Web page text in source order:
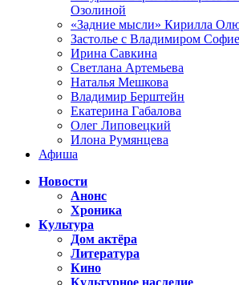
Озолиной
«Задние мысли» Кирилла
Застолье с Владимиром
Ирина Савкина
Светлана Артемьева
Наталья Мешкова
Владимир Берштейн
Екатерина Габалова
Олег Липовецкий
Илона Румянцева
Афиша
Новости
Анонс
Хроника
Культура
Дом актёра
Литература
Кино